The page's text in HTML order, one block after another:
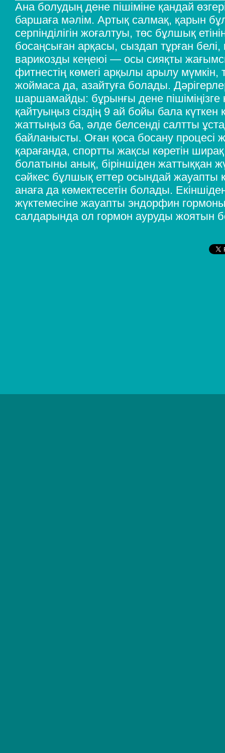
Ана болудың дене пішіміне қандай
баршаға мәлім. Артық салмақ, қарын
серпінділігін жоғалтуы, төс бұлшық
босаңсыған арқасы, сыздап тұрған
варикозды кеңеюі — осы сияқты
фитнестің көмегі арқылы арылу мүмкін,
жоймаса да, азайтуға болады.
шаршамайды: бұрынғы дене
қайтуыңыз сіздің 9 ай бойы бала күткен
жаттыңыз ба, әлде белсенді салтты
байланысты. Оған қоса босану процесі
қарағанда, спортты жақсы көретін
болатыны анық, біріншіден жаттыққан
сәйкес бұлшық еттер осындай жауапты
анаға да көмектесетін болады.
жүктемесіне жауапты эндорфин
салдарында ол гормон ауруды жоятын